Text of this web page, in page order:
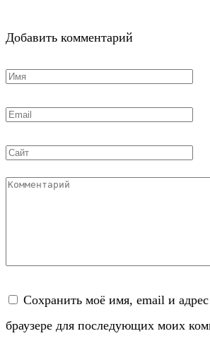
Добавить комментарий
Имя
Email
Сайт
Комментарий
Сохранить моё имя, email и
браузере для последующих моих